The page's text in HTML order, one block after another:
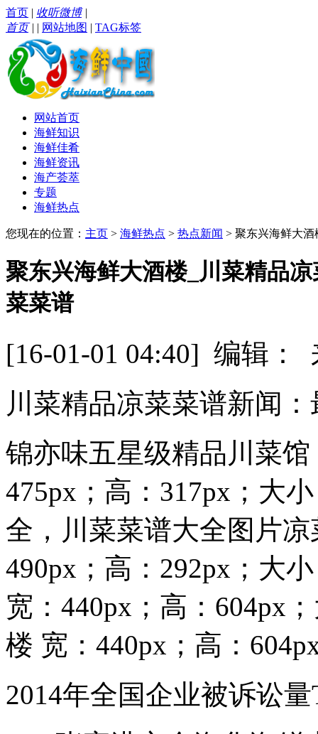
首页 | 收听微博|
首页| | 网站地图 | TAG标签
网站首页
海鲜知识
海鲜佳肴
海鲜资讯
海产荟萃
专题
海鲜热点
您现在的位置： 主页 > 海鲜热点 > 热点新闻 > 聚东兴海鲜大
聚东兴海鲜大酒楼_川菜精品
菜菜谱
[16-01-01 04:40] 编辑
川菜精品凉菜菜谱新闻
锦亦味五星级精品川菜
475px；高：317px；大
全，川菜菜谱大全图片
490px；高：292px；大
宽：440px；高：604px
楼 宽：440px；高：
2014年全国企业被诉讼